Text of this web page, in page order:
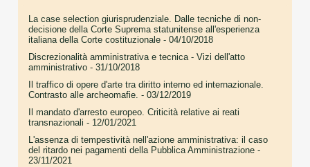
La case selection giurisprudenziale. Dalle tecniche di non-
decisione della Corte Suprema statunitense all'esperienza
italiana della Corte costituzionale - 04/10/2018
Discrezionalità amministrativa e tecnica - Vizi dell'atto
amministrativo - 31/10/2018
Il traffico di opere d'arte tra diritto interno ed internazionale.
Contrasto alle archeomafie. - 03/12/2019
Il mandato d'arresto europeo. Criticità relative ai reati
transnazionali - 12/01/2021
L'assenza di tempestività nell'azione amministrativa: il caso
del ritardo nei pagamenti della Pubblica Amministrazione -
23/11/2021